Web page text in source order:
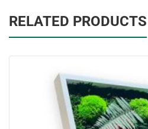
RELATED PRODUCTS